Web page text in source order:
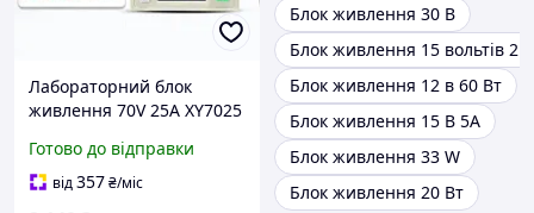
Лабораторний блок
живлення 70V 25A XY7025
DC/DC знижувальний
перетворювач 1750 Вт
Готово до відправки
від357₴/міс
Блок живлення 30 В
Блок живлення 15 вольтів 2
Блок живлення 12 в 60 Вт
Блок живлення 15 В 5A
Блок живлення 33 W
Блок живлення 20 Вт